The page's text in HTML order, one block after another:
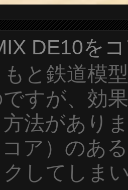
DE10を
もと鉄道模
すが、効
法があり
ア）のあ
してしま